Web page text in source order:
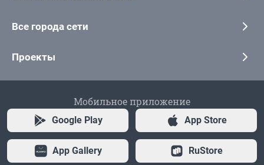
Все города сети
Проекты
Мобильное приложение
Google Play App Store
App Gallery RuStore